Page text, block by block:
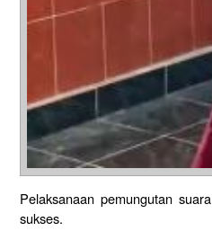
Pelaksanaan pemungutan
sukses.